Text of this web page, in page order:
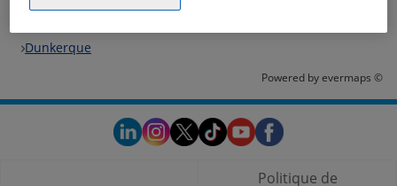
Trouver votre bureau KPMG
Dunkerque
Powered byevermaps ©
Politique de